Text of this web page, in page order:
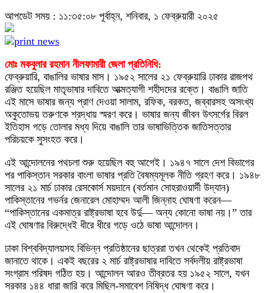
আপডেট সময় : ১১:৩৫:০৮ পূর্বাহ্ন, শনিবার, ১ ফেব্রুয়ারী ২০২৫
মোঃ মকবুলার রহমান নীলফামারী জেলা প্রতিনিধি:
ফেব্রুয়ারি, বাঙালির ভাষার মাস। ১৯৫২ সালের ২১ ফেব্রুয়ারি ঢাকার রাজপথ
রঞ্জিত হয়েছিল মাতৃভাষার দাবিতে আত্মত্যাগী শহীদদের রক্তে। বাঙালি জাতি
এই মাসে ভাষার জন্য প্রাণ দেওয়া সালাম, রফিক, বরকত, জব্বারসহ অসংখ্য
অকুতোভয় তরুণকে শ্রদ্ধায় স্মরণ করে। ভাষার জন্য জীবন উৎসর্গের বিরল
ইতিহাস গড়ে তোলার মধ্য দিয়ে বাঙালি তার ভাষাভিত্তিক জাতিসত্তার
পরিচয়কে সুসংহত করে।
এই আন্দোলনের পথচলা শুরু হয়েছিল বহু আগেই। ১৯৪৭ সালে দেশ বিভাগের
পর পাকিস্তান সরকার বাংলা ভাষার প্রতি বৈষম্যমূলক নীতি গ্রহণ করে। ১৯৪৮
সালের ২১ মার্চ ঢাকার রেসকোর্স ময়দানে (বর্তমান সোহরাওয়ার্দী উদ্যান)
পাকিস্তানের গভর্নর জেনারেল মোহাম্মদ আলী জিন্নাহ ঘোষণা করেন—
“পাকিস্তানের একমাত্র রাষ্ট্রভাষা হবে উর্দু— অন্য কোনো ভাষা নয়।” তার
এই ঘোষণার বিরুদ্ধেই ধীরে ধীরে গড়ে ওঠে ভাষা আন্দোলন।
ঢাকা বিশ্ববিদ্যালয়সহ বিভিন্ন প্রতিষ্ঠানের ছাত্ররা তখন থেকেই প্রতিবাদ
জানাতে থাকে। একই বছরের ২ মার্চ রাষ্ট্রভাষার দাবিতে সর্বদলীয় রাষ্ট্রভাষা
সংগ্রাম পরিষদ গঠিত হয়। আন্দোলন আরও তীব্রতর হয় ১৯৫২ সালে, যখন
সরকার ১৪৪ ধারা জারি করে মিছিল-সমাবেশ নিষিদ্ধ ঘোষণা করে।